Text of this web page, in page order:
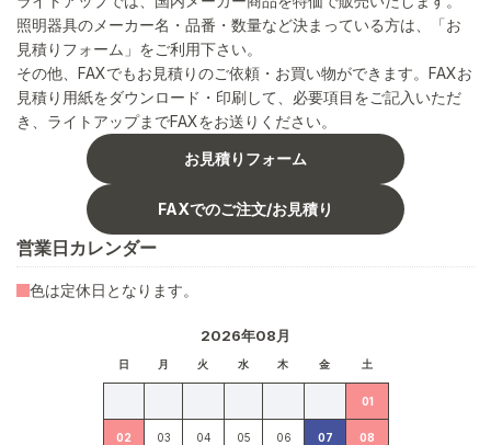
照明器具のメーカー名・品番・数量など決まっている方は、「お
見積りフォーム」をご利用下さい。
その他、FAXでもお見積りのご依頼・お買い物ができます。FAXお
見積り用紙をダウンロード・印刷して、必要項目をご記入いただ
き、ライトアップまでFAXをお送りください。
お見積りフォーム
FAXでのご注文/お見積り
営業日カレンダー
2026年08月
日 月 火 水 木 金 土
01
02 03 04 05 06 07 08
色は定休日となります。